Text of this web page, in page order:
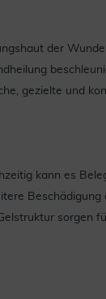
der
gezielte und
kann es
Beschädigung
sorgen